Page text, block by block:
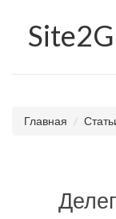
Site
Главная